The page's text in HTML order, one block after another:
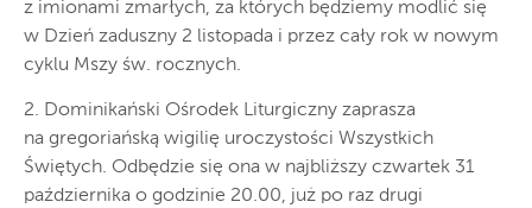
z imionami zmarłych, za których będziemy modlić się
w Dzień zaduszny 2 listopada i przez cały rok w nowym
cyklu Mszy św. rocznych.
2. Dominikański Ośrodek Liturgiczny zaprasza
na gregoriańską wigilię uroczystości Wszystkich
Świętych. Odbędzie się ona w najbliższy czwartek 31
października o godzinie 20.00, już po raz drugi